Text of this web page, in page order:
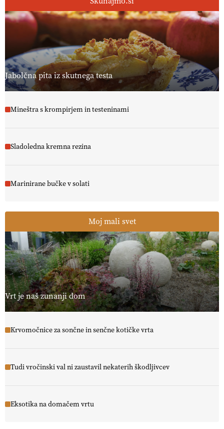
Jabolčna pita iz skutnega testa
Mineštra s krompirjem in testeninami
Sladoledna kremna rezina
Marinirane bučke v solati
Moj mali svet
Vrt je naš zunanji dom
Krvomočnice za sončne in senčne kotičke vrta
Tudi vročinski val ni zaustavil nekaterih škodljivcev
Eksotika na domačem vrtu